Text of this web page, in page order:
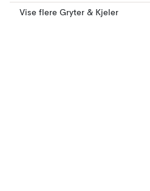
Vise flere Gryter & Kjeler